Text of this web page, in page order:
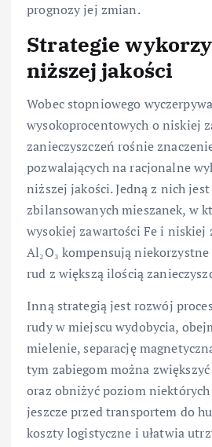
prognozy jej zmian.
Strategie
niższej jakości
Wobec stopniowego
wysokoprocentowych o niskiej
zanieczyszczeń rośnie
pozwalających na racjonalne
niższej jakości. Jedną z nich
zbilansowanych mieszanek, w
wysokiej zawartości Fe i niskiej
Al₂O₃ kompensują
rud z większą ilością
Inną strategią jest rozwój
rudy w miejscu wydobycia,
mielenie, separację
tym zabiegom można
oraz obniżyć poziom niektórych
jeszcze przed transportem do
koszty logistyczne i ułatwia